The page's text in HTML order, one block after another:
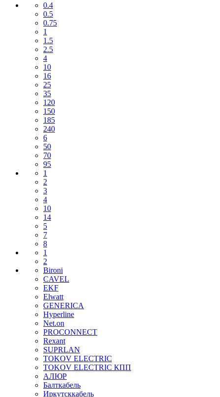
0.4
0.5
0.75
1
1.5
2.5
4
10
16
25
35
120
150
185
240
6
50
70
95
1
2
3
4
10
14
5
7
8
1
2
Bironi
CAVEL
EKF
Elwatt
GENERICA
Hyperline
Net.on
PROCONNECT
Rexant
SUPRLAN
TOKOV ELECTRIC
TOKOV ELECTRIC КПП
АЛЮР
Балткабель
Иркутсккабель